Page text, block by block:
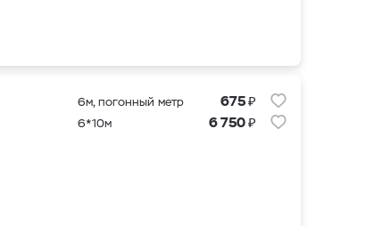
6м, погонный метр 675₽
6*10м 6 750₽